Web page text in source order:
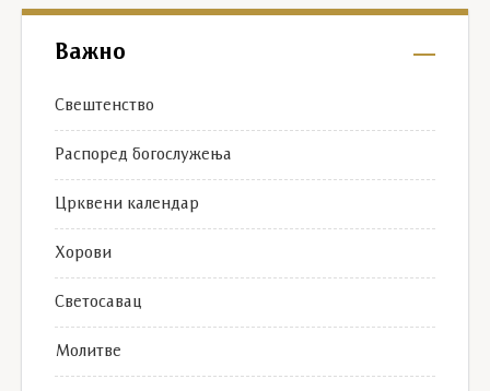
Важно
Свештенство
Распоред богослужења
Црквени календар
Хорови
Светосавац
Молитве